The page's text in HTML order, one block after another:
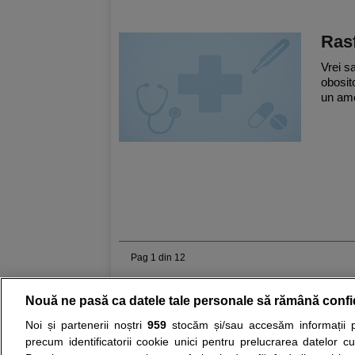
Vrei
un
Pag 1 din 12
Resurse: Autoevaluare simptome
Opiniile avizate ale medicilor, sfaturile si orice
Nouă ne pasă ca datele tale personale să rămână
Noi și partenerii noștri 959stocăm și/sau accesăm informații
precum identificatorii cookie unici pentru prelucrarea datelor